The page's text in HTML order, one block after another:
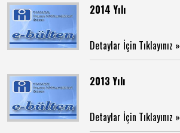
2014 Yılı
Detaylar İçin Tıklayınız »
2013 Yılı
Detaylar İçin Tıklayınız »